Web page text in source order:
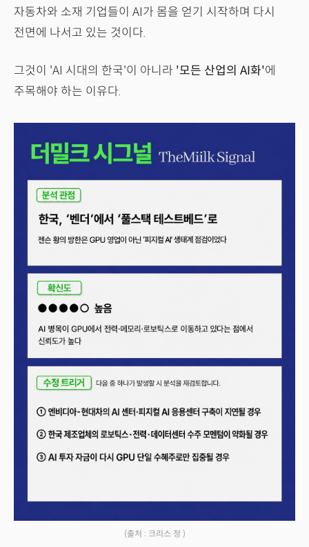
자동차와 소재 기업들이 AI가 몸을 얻기 시작하며 다시
전면에 나서고 있는 것이다.
그것이 'AI 시대의 한국'이 아니라 '모든 산업의 AI화'에
주목해야 하는 이유다.
(출처 : 크리스 정 )